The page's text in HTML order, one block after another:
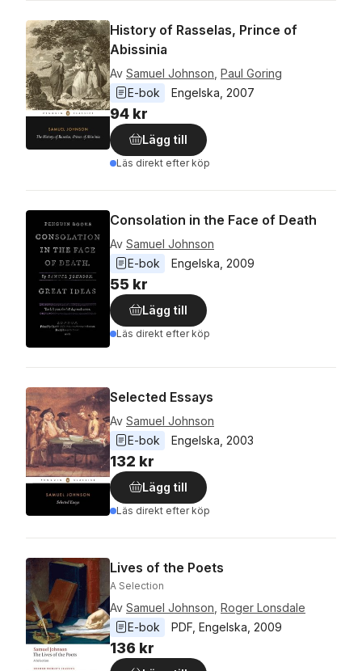
History of Rasselas, Prince of
Abissinia
Av Samuel Johnson Paul Goring
E-bok
Engelska 2007
94 kr
Lägg till
Läs direkt efter köp
Consolation in the Face of Death
Av Samuel Johnson
E-bok
Engelska 2009
55 kr
Lägg till
Läs direkt efter köp
Selected Essays
Av Samuel Johnson
E-bok
Engelska 2003
132 kr
Lägg till
Läs direkt efter köp
Lives of the Poets
A Selection
Av Samuel Johnson Roger Lonsdale
E-bok
PDF Engelska 2009
136 kr